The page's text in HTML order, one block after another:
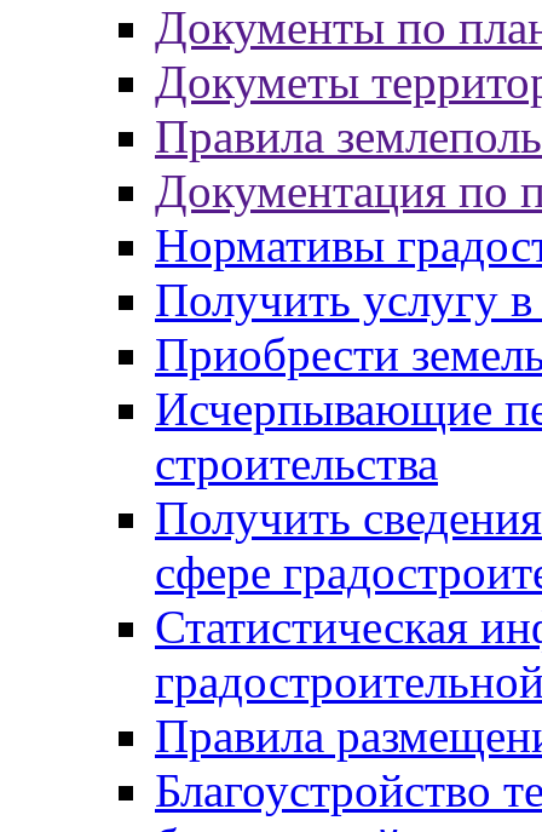
Документы по
Докуметы
Правила
Документация по
Нормативы
Получить услугу в
Приобрести
Исчерпывающие
строительства
Получить
сфере
Статистическая
Правила
Благоустройство